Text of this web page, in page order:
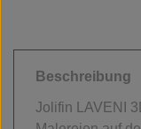
Beschreibung
Jolifin LAVENI